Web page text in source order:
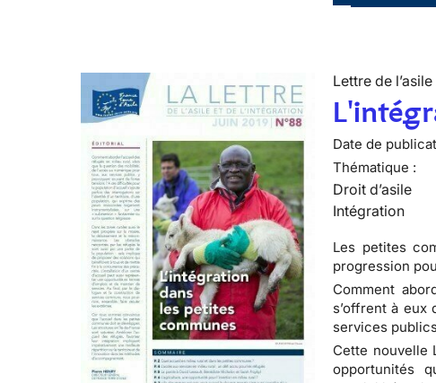
Lettre de
Date de
Thématique :
Droit d’asile
Intégration
Les petites
progression
Comment
s’offrent à eux
services
Cette
opportunités